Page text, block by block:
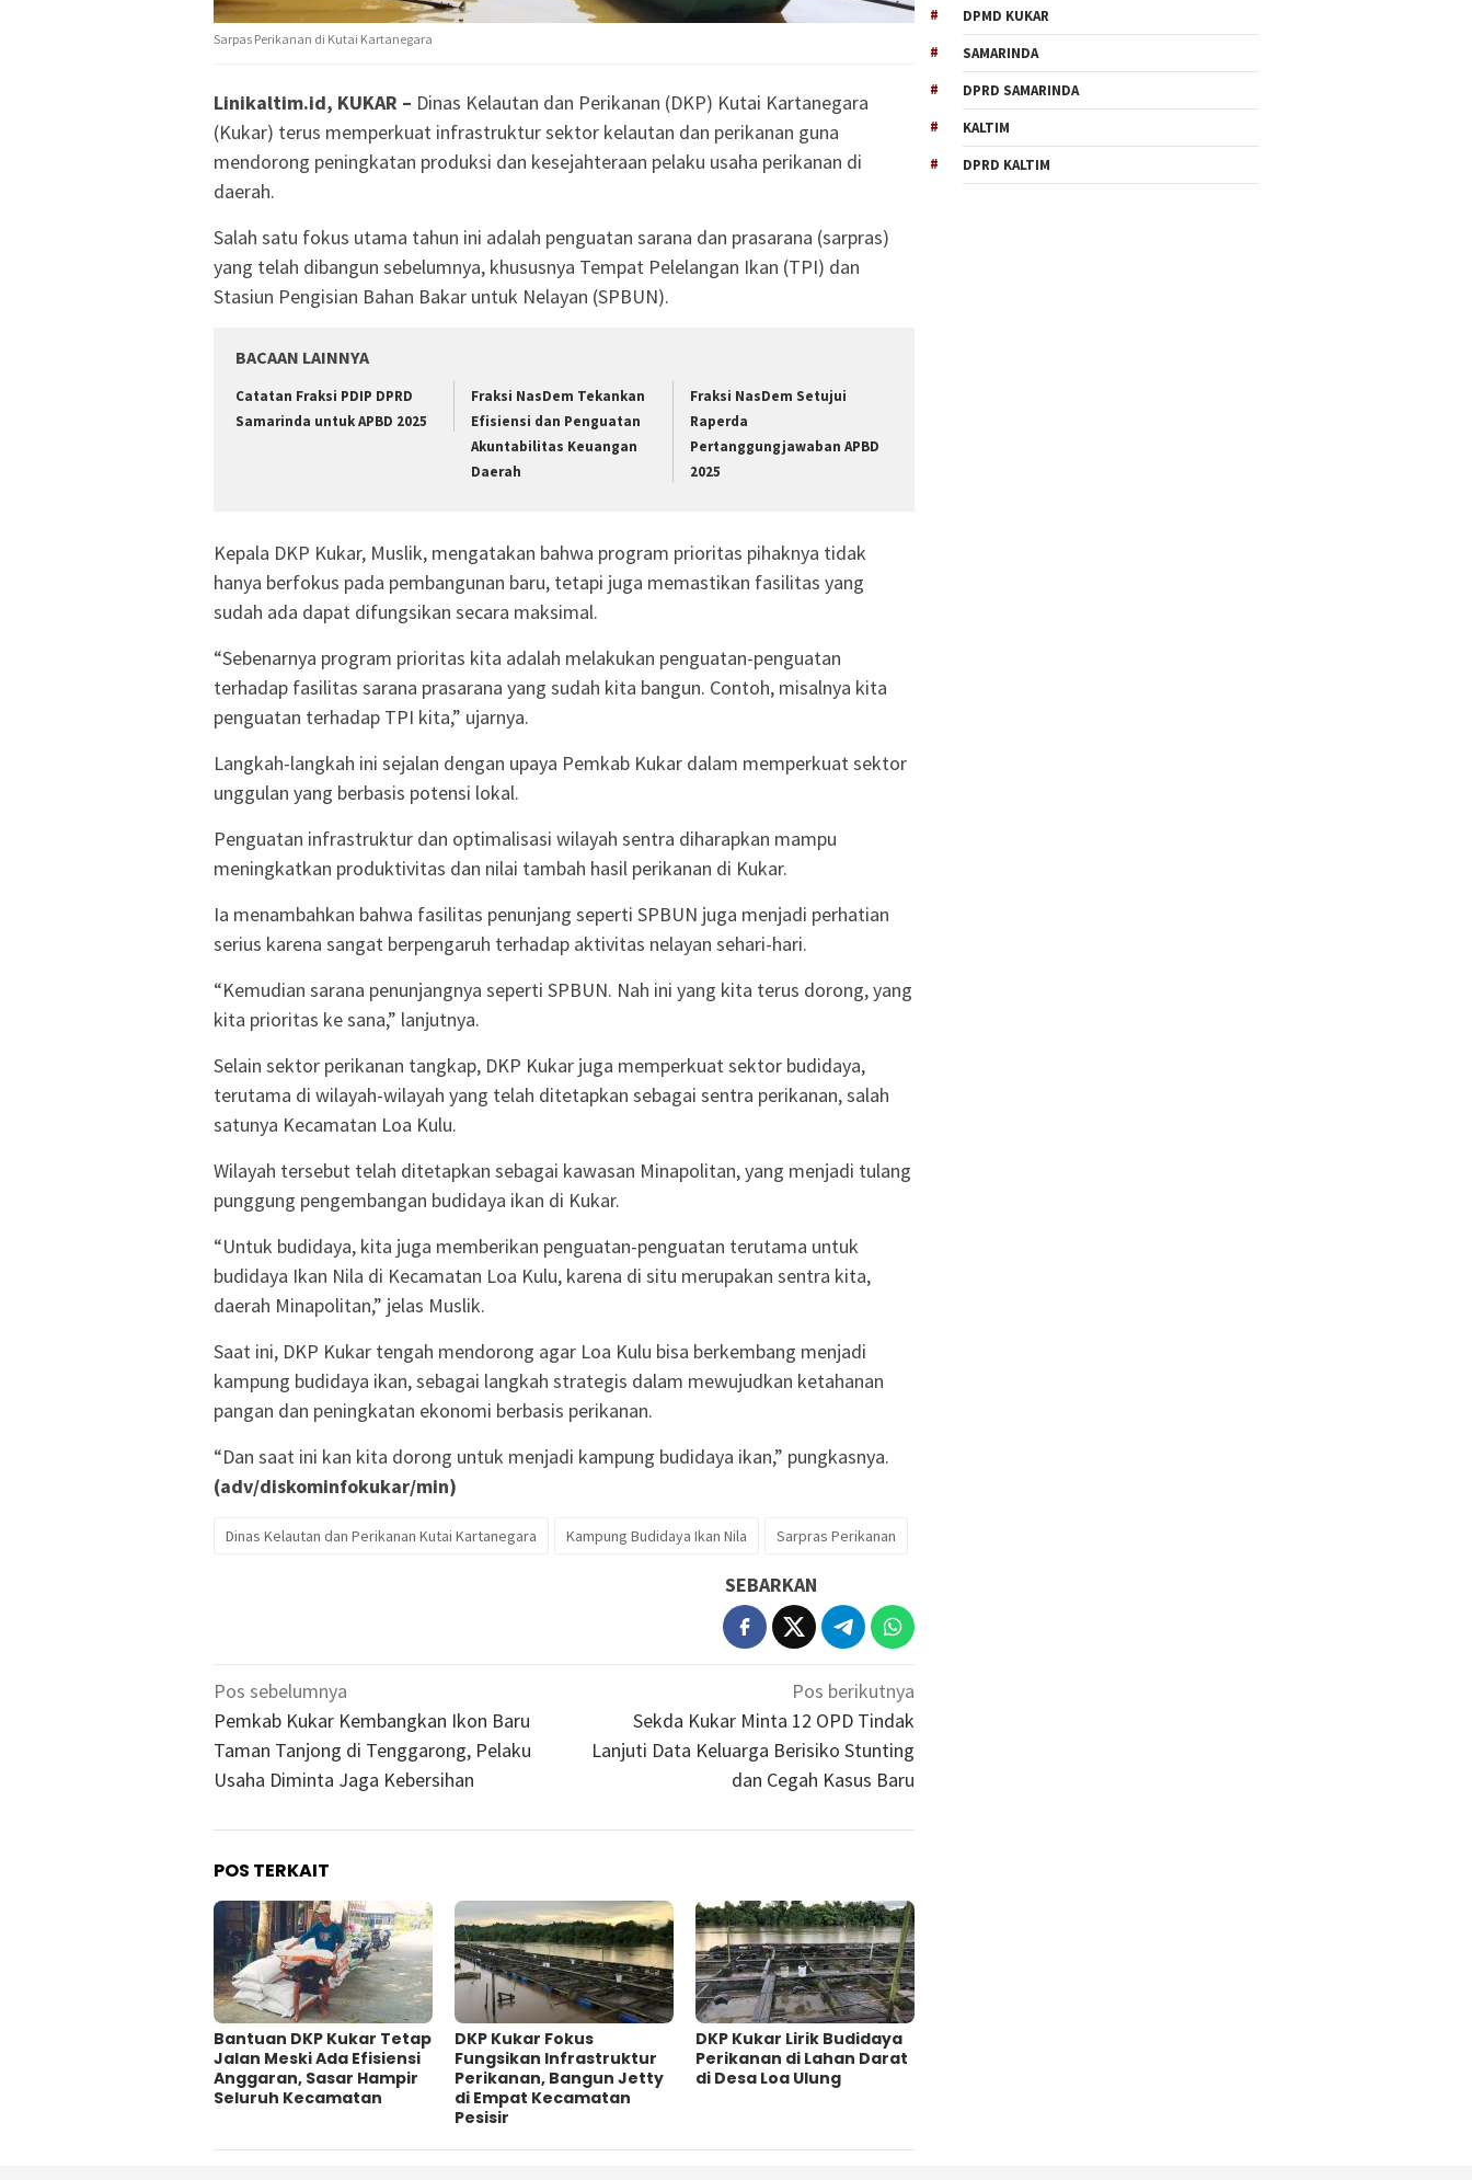
Sarpas Perikanan di Kutai Kartanegara
Linikaltim.id, KUKAR – Dinas Kelautan dan Perikanan (DKP) Kutai Kartanegara
(Kukar) terus memperkuat infrastruktur sektor kelautan dan perikanan guna
mendorong peningkatan produksi dan kesejahteraan pelaku usaha perikanan di
daerah.
Salah satu fokus utama tahun ini adalah penguatan sarana dan prasarana (sarpras)
yang telah dibangun sebelumnya, khususnya Tempat Pelelangan Ikan (TPI) dan
Stasiun Pengisian Bahan Bakar untuk Nelayan (SPBUN).
BACAAN LAINNYA
Catatan Fraksi PDIP DPRD
Samarinda untuk APBD 2025
Fraksi NasDem Tekankan
Efisiensi dan Penguatan
Akuntabilitas Keuangan
Daerah
Fraksi NasDem Setujui
Raperda
Pertanggungjawaban APBD
2025
Kepala DKP Kukar, Muslik, mengatakan bahwa program prioritas pihaknya tidak
hanya berfokus pada pembangunan baru, tetapi juga memastikan fasilitas yang
sudah ada dapat difungsikan secara maksimal.
“Sebenarnya program prioritas kita adalah melakukan penguatan-penguatan
terhadap fasilitas sarana prasarana yang sudah kita bangun. Contoh, misalnya kita
penguatan terhadap TPI kita,” ujarnya.
Langkah-langkah ini sejalan dengan upaya Pemkab Kukar dalam memperkuat sektor
unggulan yang berbasis potensi lokal.
Penguatan infrastruktur dan optimalisasi wilayah sentra diharapkan mampu
meningkatkan produktivitas dan nilai tambah hasil perikanan di Kukar.
Ia menambahkan bahwa fasilitas penunjang seperti SPBUN juga menjadi perhatian
serius karena sangat berpengaruh terhadap aktivitas nelayan sehari-hari.
“Kemudian sarana penunjangnya seperti SPBUN. Nah ini yang kita terus dorong, yang
kita prioritas ke sana,” lanjutnya.
Selain sektor perikanan tangkap, DKP Kukar juga memperkuat sektor budidaya,
terutama di wilayah-wilayah yang telah ditetapkan sebagai sentra perikanan, salah
satunya Kecamatan Loa Kulu.
Wilayah tersebut telah ditetapkan sebagai kawasan Minapolitan, yang menjadi tulang
punggung pengembangan budidaya ikan di Kukar.
“Untuk budidaya, kita juga memberikan penguatan-penguatan terutama untuk
budidaya Ikan Nila di Kecamatan Loa Kulu, karena di situ merupakan sentra kita,
daerah Minapolitan,” jelas Muslik.
Saat ini, DKP Kukar tengah mendorong agar Loa Kulu bisa berkembang menjadi
kampung budidaya ikan, sebagai langkah strategis dalam mewujudkan ketahanan
pangan dan peningkatan ekonomi berbasis perikanan.
“Dan saat ini kan kita dorong untuk menjadi kampung budidaya ikan,” pungkasnya.
(adv/diskominfokukar/min)
Dinas Kelautan dan Perikanan Kutai Kartanegara Kampung Budidaya Ikan Nila Sarpras Perikanan
SEBARKAN
Navigasi
pos
Pos sebelumnya
Pemkab Kukar Kembangkan Ikon Baru
Taman Tanjong di Tenggarong, Pelaku
Usaha Diminta Jaga Kebersihan
Pos berikutnya
Sekda Kukar Minta 12 OPD Tindak
Lanjuti Data Keluarga Berisiko Stunting
dan Cegah Kasus Baru
POS TERKAIT
Bantuan DKP Kukar Tetap
Jalan Meski Ada Efisiensi
Anggaran, Sasar Hampir
Seluruh Kecamatan
DKP Kukar Fokus
Fungsikan Infrastruktur
Perikanan, Bangun Jetty
di Empat Kecamatan
Pesisir
DKP Kukar Lirik Budidaya
Perikanan di Lahan Darat
di Desa Loa Ulung
DPMD KUKAR
SAMARINDA
DPRD SAMARINDA
KALTIM
DPRD KALTIM